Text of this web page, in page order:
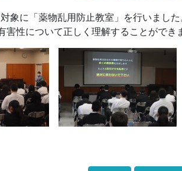
象に「薬物乱用防止教室」を行いまし
害性について正しく理解することができ